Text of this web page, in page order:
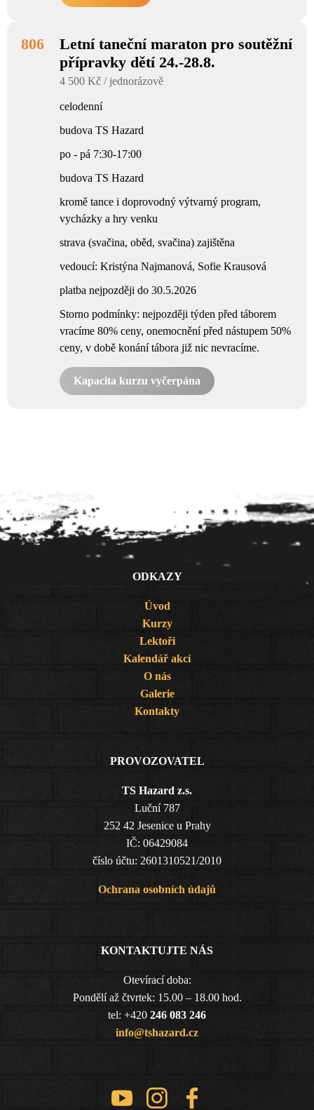
806
Letní taneční maraton pro soutěžní
přípravky dětí 24.-28.8.
4 500 Kč / jednorázově
celodenní
budova TS Hazard
po - pá 7:30-17:00
budova TS Hazard
kromě tance i doprovodný výtvarný program,
vycházky a hry venku
strava (svačina, oběd, svačina) zajištěna
vedoucí: Kristýna Najmanová, Sofie Krausová
platba nejpozději do 30.5.2026
Storno podmínky: nejpozději týden před táborem
vracíme 80% ceny, onemocnění před nástupem 50%
ceny, v době konání tábora již nic nevracíme.
Kapacita kurzu vyčerpána
ODKAZY
Úvod
Kurzy
Lektoři
Kalendář akcí
O nás
Galerie
Kontakty
PROVOZOVATEL
TS Hazard z.s.
Luční 787
252 42 Jesenice u Prahy
IČ: 06429084
číslo účtu: 2601310521/2010
Ochrana osobních údajů
KONTAKTUJTE NÁS
Otevírací doba:
Pondělí až čtvrtek: 15.00 – 18.00 hod.
tel: +420 246 083 246
info@tshazard.cz